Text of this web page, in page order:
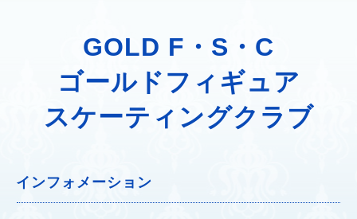
GOLD F・S・C
ゴールドフィギュア
スケーティングクラブ
インフォメーション